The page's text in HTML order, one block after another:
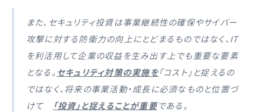
また、セキュリティ投資は事業継続性の確保やサイバー
攻撃に対する防衛力の向上にとどまるものではなく、IT
を利活用して企業の収益を生み出す上でも重要な要素
となる。 セキュリティ対策の実施を「コスト」と捉えるの
ではなく、将来の事業活動・成長に必須なものと位置づ
けて
「投資」と捉えることが重要である。